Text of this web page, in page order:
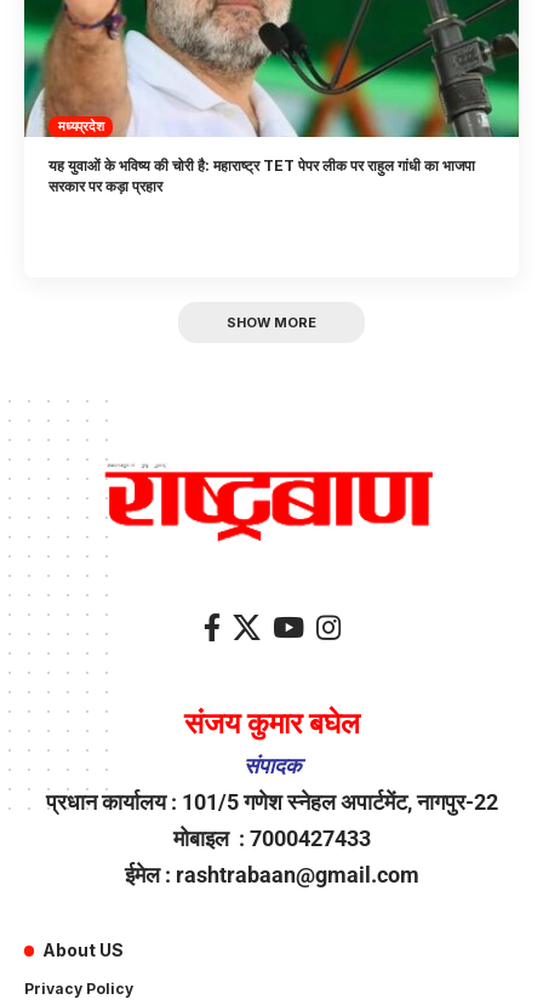
मध्यप्रदेश
यह युवाओं के भविष्य की चोरी है: महाराष्ट्र TET पेपर लीक पर राहुल गांधी का भाजपा
सरकार पर कड़ा प्रहार
SHOW MORE
संजय कुमार बघेल
संपादक
प्रधान कार्यालय : 101/5 गणेश स्नेहल अपार्टमेंट, नागपुर-22
मोबाइल : 7000427433
ईमेल : rashtrabaan@gmail.com
About US
Privacy Policy